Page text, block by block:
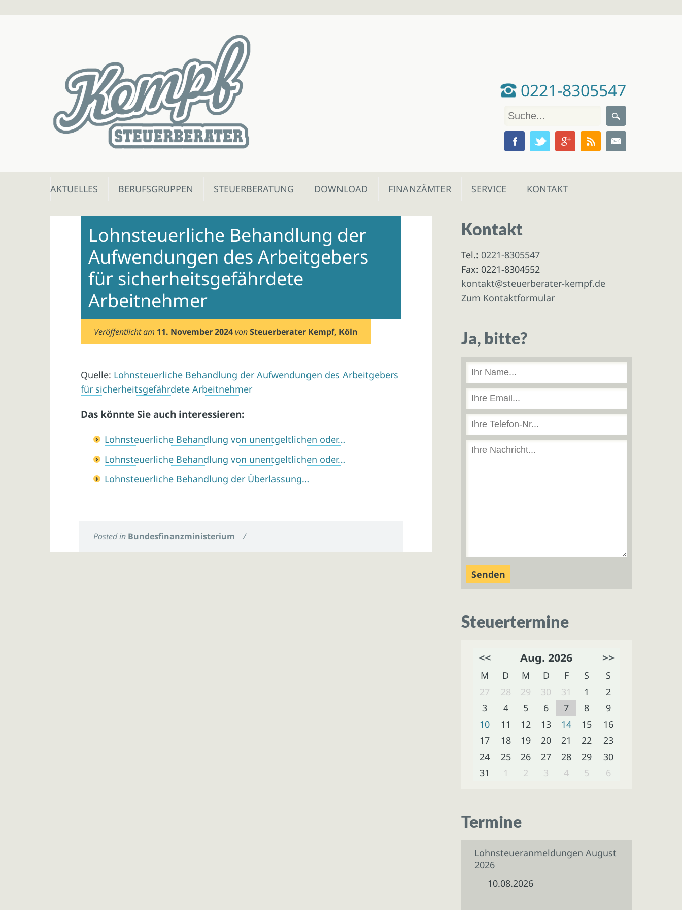
0221-8305547
Skip
AKTUELLES BERUFSGRUPPEN STEUERBERATUNG DOWNLOAD FINANZÄMTER SERVICE KONTAKT
Lohnsteuerliche Behandlung der
Aufwendungen des Arbeitgebers
für sicherheitsgefährdete
Arbeitnehmer
Veröffentlicht am 11. November 2024 vonSteuerberater Kempf, Köln
Quelle: Lohnsteuerliche Behandlung der Aufwendungen des Arbeitgebers
für sicherheitsgefährdete Arbeitnehmer
Das könnte Sie auch interessieren:
Lohnsteuerliche Behandlung von unentgeltlichen oder…
Lohnsteuerliche Behandlung von unentgeltlichen oder…
Lohnsteuerliche Behandlung der Überlassung…
Posted in Bundesfinanzministerium /
Kontakt
Tel.: 0221-8305547
Fax: 0221-8304552
kontakt@steuerberater-kempf.de
Zum Kontaktformular
Ja, bitte?
Steuertermine
<< Aug. 2026 >>
M D M D F S
S
27
28 29 30 31 1
2
3
4 5 6 7 8
9
10
11 12 13 14 15
16
17
18 19 20 21 22
23
24
25 26 27 28 29
30
31
1 2 3 4 5 6
Termine
Lohnsteueranmeldungen August
2026
10.08.2026